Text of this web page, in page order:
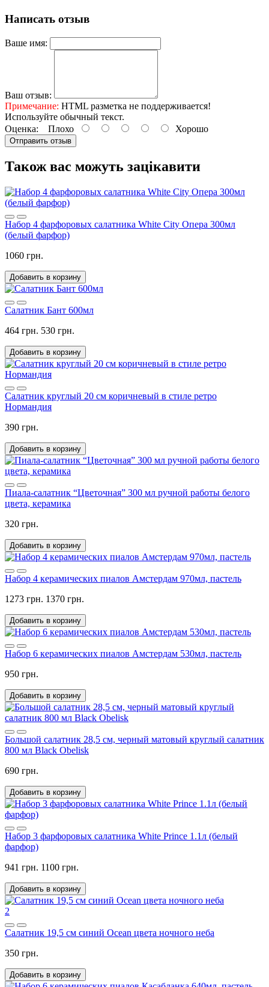
Написать отзыв
Ваше имя:
Ваш отзыв:
Примечание: HTML разметка не поддерживается!
Используйте обычный текст.
Оценка: Плохо Хорошо
Отправить отзыв
Також вас можуть зацікавити
Набор 4 фарфоровых салатника White City Опера 300мл
(белый фарфор)
1060 грн.
Добавить в корзину
Салатник Бант 600мл
464 грн. 530 грн.
Добавить в корзину
Салатник круглый 20 см коричневый в стиле ретро
Нормандия
390 грн.
Добавить в корзину
Пиала-салатник “Цветочная” 300 мл ручной работы белого
цвета, керамика
320 грн.
Добавить в корзину
Набор 4 керамических пиалов Амстердам 970мл, пастель
1273 грн. 1370 грн.
Добавить в корзину
Набор 6 керамических пиалов Амстердам 530мл, пастель
950 грн.
Добавить в корзину
Большой салатник 28,5 см, черный матовый круглый салатник
800 мл Black Obelisk
690 грн.
Добавить в корзину
Набор 3 фарфоровых салатника White Prince 1.1л (белый
фарфор)
941 грн. 1100 грн.
Добавить в корзину
2
Салатник 19,5 см синий Ocean цвета ночного неба
350 грн.
Добавить в корзину